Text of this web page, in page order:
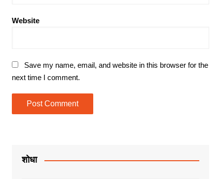
Website
Save my name, email, and website in this browser for the
next time I comment.
शोधा